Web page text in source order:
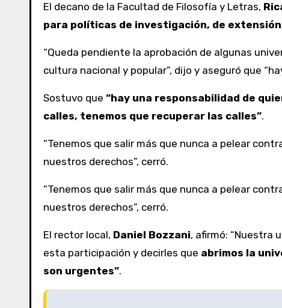
El decano de la Facultad de Filosofía y Letras,
para políticas de investigación, de
“Queda pendiente la aprobación de algunas
cultura nacional y popular”, dijo y aseguró que
Sostuvo que “hay una responsabilidad de
calles, tenemos que recuperar las calles”.
“Tenemos que salir más que nunca a pelear
nuestros derechos”, cerró.
“Tenemos que salir más que nunca a pelear
nuestros derechos”, cerró.
El rector local, Daniel Bozzani, afirmó: “Nuestra
esta participación y decirles que abrimos la
son urgentes”.